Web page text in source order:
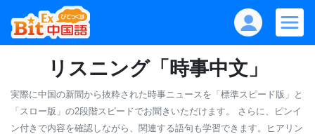
リスニング「時事中文」
実際に中国の新聞から抜粋された時事ニュースを「標準スピード版」と
「スロー版」の2段階スピードでお聞きいただけます。
さらに、ピンイ
ン付きで内容を確認しながら、関連する語句も学習できます。ヒアリン